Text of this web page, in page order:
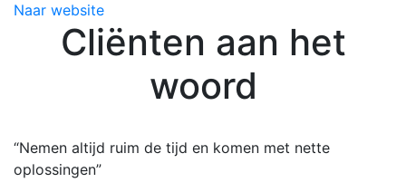
Naar website
Cliënten aan het
woord
“Nemen altijd ruim de tijd en komen met nette
oplossingen”